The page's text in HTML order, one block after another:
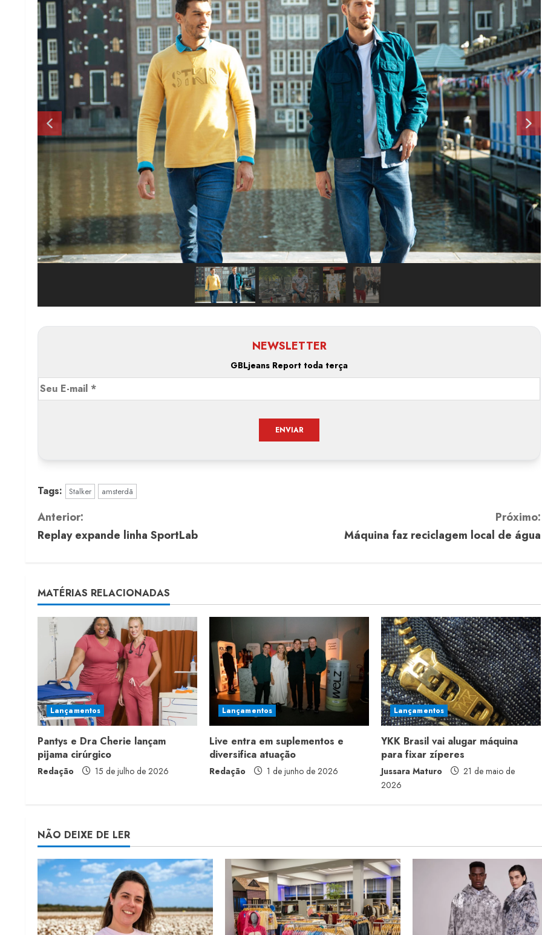
NEWSLETTER
GBLjeans Report toda terça
Tags: Stalker amsterdã
C
o
t
i
e
R
e
a
i
n
g
Anterior:
Replay expande linha SportLab
Próximo:
Máquina faz reciclagem local de água
MATÉRIAS RELACIONADAS
Lançamentos
Pantys e Dra Cherie lançam
pijama cirúrgico
Redação 15 de julho de 2026
Lançamentos
Live entra em suplementos e
diversifica atuação
Redação 1 de junho de 2026
Lançamentos
YKK Brasil vai alugar máquina
para fixar zíperes
Jussara Maturo
21 de maio de
2026
Radiant Earth será a cor do
de 2028 da WGSN
Radar GBLjeans 24 de março de 2026
NÃO DEIXE DE LER